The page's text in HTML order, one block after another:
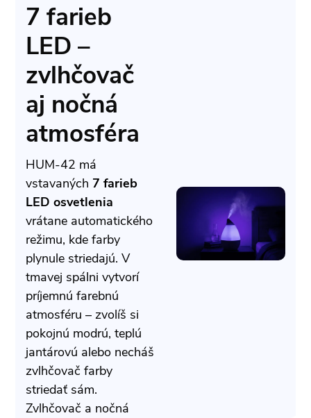
7 farieb
LED –
zvlhčovač
aj nočná
atmosféra
HUM-42 má
vstavaných 7 farieb
LED osvetlenia
vrátane automatického
režimu, kde farby
plynule striedajú. V
tmavej spálni vytvorí
príjemnú farebnú
atmosféru – zvolíš si
pokojnú modrú, teplú
jantárovú alebo necháš
zvlhčovač farby
striedať sám.
Zvlhčovač a nočná